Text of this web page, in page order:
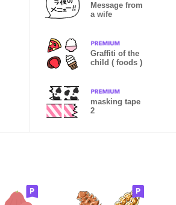
Message from
a wife
Graffiti of the
child ( foods )
masking tape
2